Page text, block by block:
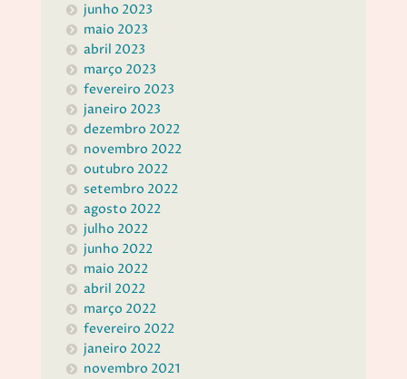
junho 2023
maio 2023
abril 2023
março 2023
fevereiro 2023
janeiro 2023
dezembro 2022
novembro 2022
outubro 2022
setembro 2022
agosto 2022
julho 2022
junho 2022
maio 2022
abril 2022
março 2022
fevereiro 2022
janeiro 2022
novembro 2021